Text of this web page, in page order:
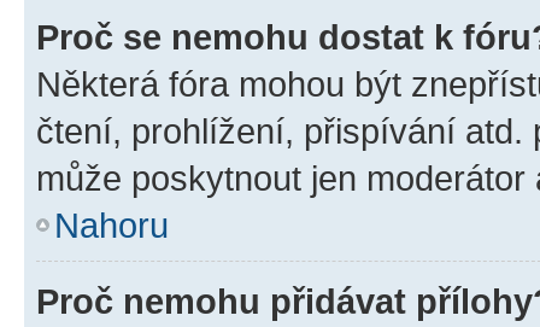
Proč se nemohu dostat k
Některá fóra mohou být
čtení, prohlížení, přispívání atd.
může poskytnout jen
Nahoru
Proč nemohu přidávat